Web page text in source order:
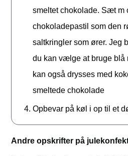
smeltet chokolade. Sæt m
chokoladepastil som den
saltkringler som ører. Jeg
du kan vælge at bruge blå
kan også drysses med
smeltede chokolade
Opbevar på køl i op til et
Andre opskrifter på